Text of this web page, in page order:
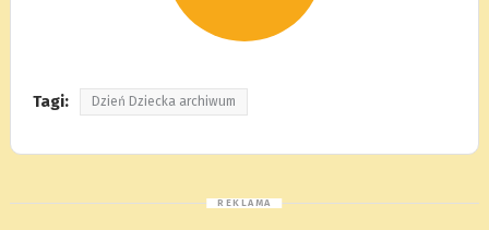
Tagi: Dzień Dziecka archiwum